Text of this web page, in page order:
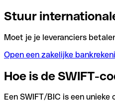
Stuur
Moet je je leveranciers
Open een zakelijke
Hoe is de SWIFT-
Een SWIFT/BIC is een